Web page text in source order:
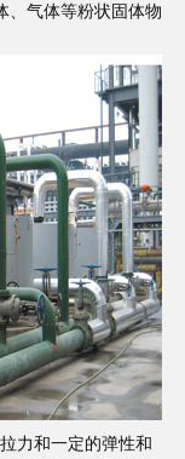
、气体等粉状固体物
力和一定的弹性和